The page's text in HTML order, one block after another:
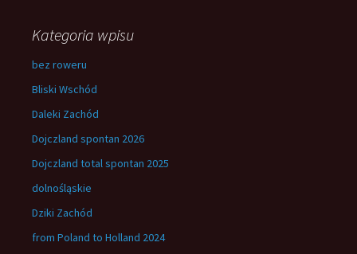
Kategoria wpisu
bez roweru
Bliski Wschód
Daleki Zachód
Dojczland spontan 2026
Dojczland total spontan 2025
dolnośląskie
Dziki Zachód
from Poland to Holland 2024